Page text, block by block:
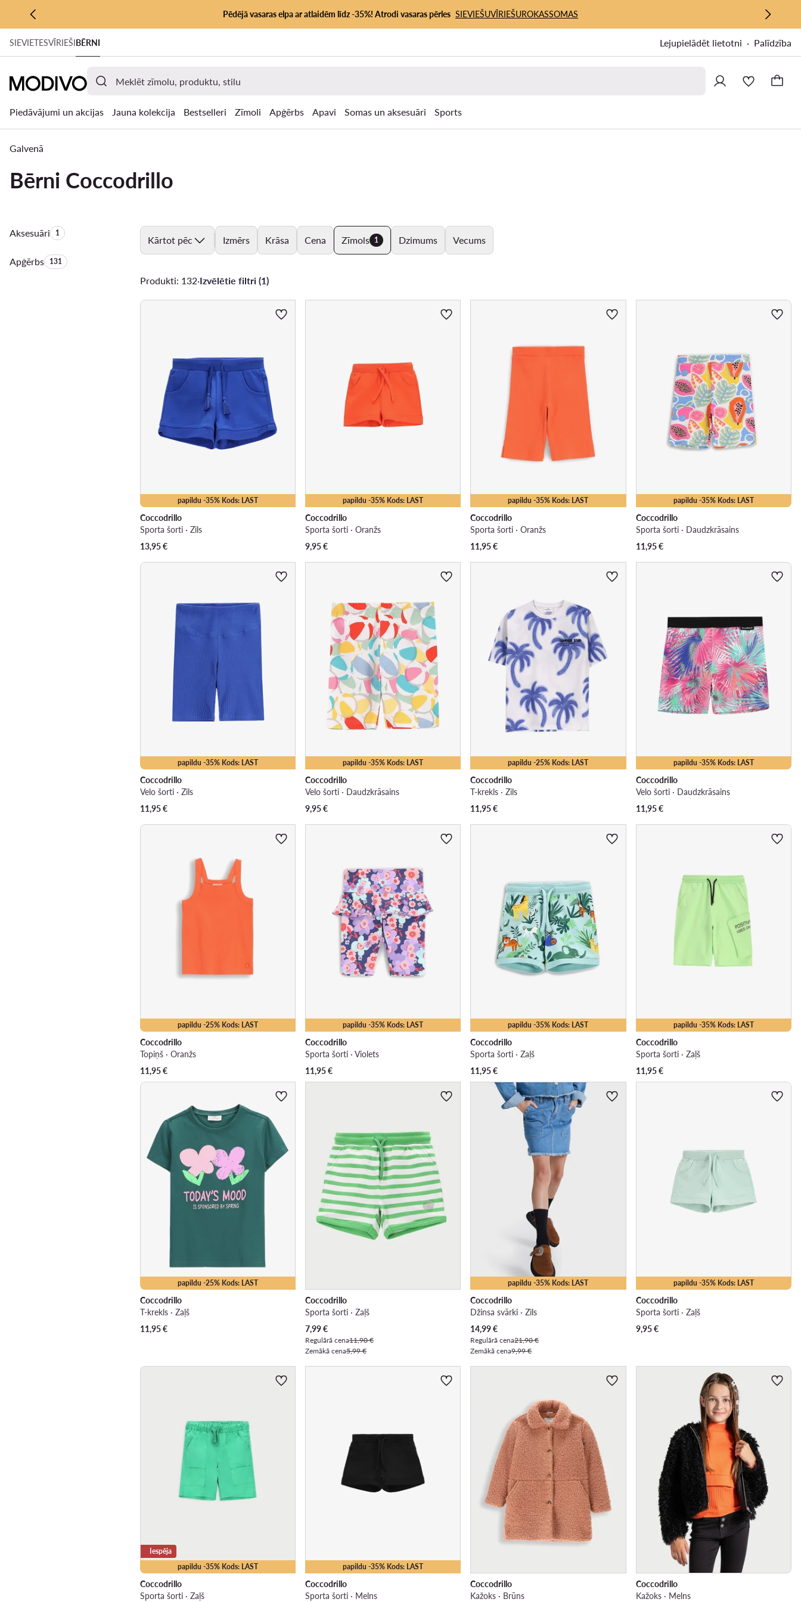
PĀRIET UZ GALVENO SATURU
PĀRIET UZ MEKLĒŠANU
Pēdējā vasaras elpa ar atlaidēm līdz -35%! Atrodi vasaras pērles SIEVIEŠUVĪRIEŠUROKASSOMAS
SIEVIETESVĪRIEŠIBĒRNI Lejupielādēt lietotni Palīdzība
Piedāvājumi un akcijas Jauna kolekcija Bestselleri Zīmoli Apģērbs Apavi Somas un aksesuāri Sports
Galvenā
Bērni Coccodrillo
AksesuāriProduktu skaits:
1
ApģērbsProduktu skaits:
131
Kārtot pēc Izmērs Krāsa Cena Zīmols 1 Dzimums Vecums
Produkti: 132·Izvēlētie filtri (1)
papildu -35% Kods: LAST
Coccodrillo
Sporta šorti · Zils
13,95€
papildu -35% Kods: LAST
Coccodrillo
Sporta šorti · Oranžs
9,95€
papildu -35% Kods: LAST
Coccodrillo
Sporta šorti · Oranžs
11,95€
papildu -35% Kods: LAST
Coccodrillo
Sporta šorti · Daudzkrāsains
11,95€
papildu -35% Kods: LAST
Coccodrillo
Velo šorti · Zils
11,95€
papildu -35% Kods: LAST
Coccodrillo
Velo šorti · Daudzkrāsains
9,95€
papildu -25% Kods: LAST
Coccodrillo
T-krekls · Zils
11,95€
papildu -35% Kods: LAST
Coccodrillo
Velo šorti · Daudzkrāsains
11,95€
papildu -25% Kods: LAST
Coccodrillo
Topiņš · Oranžs
11,95€
papildu -35% Kods: LAST
Coccodrillo
Sporta šorti · Violets
11,95€
papildu -35% Kods: LAST
Coccodrillo
Sporta šorti · Zaļš
11,95€
papildu -35% Kods: LAST
Coccodrillo
Sporta šorti · Zaļš
11,95€
papildu -25% Kods: LAST
Coccodrillo
T-krekls · Zaļš
11,95€
Coccodrillo
Sporta šorti · Zaļš
Pašreizējā cena
7,99€
Regulārā cena11,90 €
Zemākā cena5,99 €
papildu -35% Kods: LAST
Coccodrillo
Džinsa svārki · Zils
Pašreizējā cena
14,99€
Regulārā cena21,90 €
Zemākā cena9,99 €
papildu -35% Kods: LAST
Coccodrillo
Sporta šorti · Zaļš
9,95€
papildu -35% Kods: LAST
Iespēja
Coccodrillo
Sporta šorti · Zaļš
papildu -35% Kods: LAST
Coccodrillo
Sporta šorti · Melns
Coccodrillo
Kažoks · Brūns
Coccodrillo
Kažoks · Melns